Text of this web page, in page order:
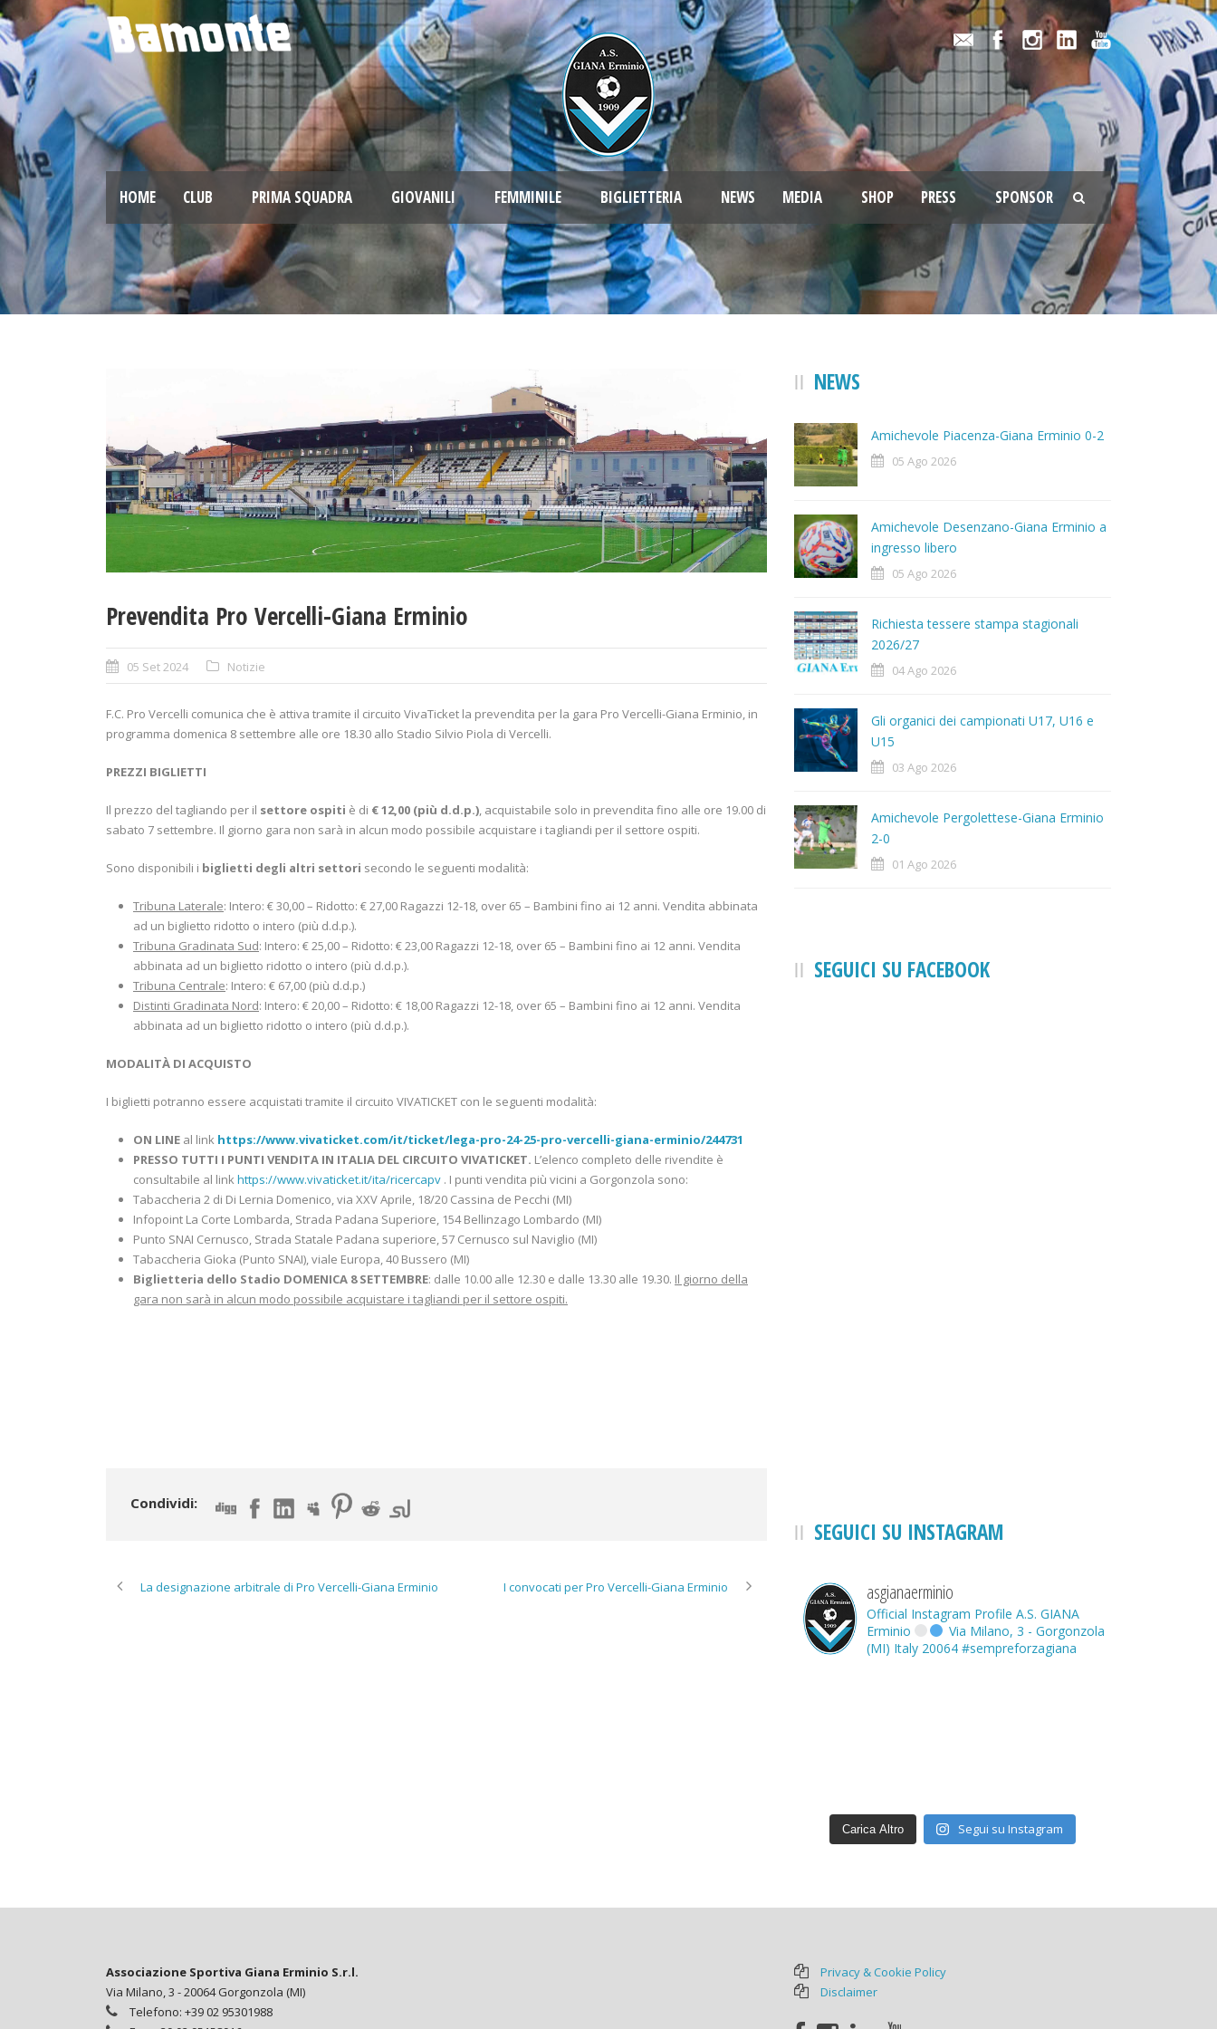
HOME CLUB PRIMA SQUADRA GIOVANILI FEMMINILE BIGLIETTERIA NEWS MEDIA SHOP PRESS SPONSOR
Prevendita Pro Vercelli-Giana Erminio
05 Set 2024 Notizie
F.C. Pro Vercelli comunica che è attiva tramite il circuito VivaTicket la prevendita per la gara Pro Vercelli-Giana Erminio, in
programma domenica 8 settembre alle ore 18.30 allo Stadio Silvio Piola di Vercelli.
PREZZI BIGLIETTI
Il prezzo del tagliando per il settore ospiti è di € 12,00 (più d.d.p.), acquistabile solo in prevendita fino alle ore 19.00 di
sabato 7 settembre. Il giorno gara non sarà in alcun modo possibile acquistare i tagliandi per il settore ospiti.
Sono disponibili i biglietti degli altri settori secondo le seguenti modalità:
Tribuna Laterale: Intero: € 30,00 – Ridotto: € 27,00 Ragazzi 12-18, over 65 – Bambini fino ai 12 anni. Vendita abbinata
ad un biglietto ridotto o intero (più d.d.p.).
Tribuna Gradinata Sud: Intero: € 25,00 – Ridotto: € 23,00 Ragazzi 12-18, over 65 – Bambini fino ai 12 anni. Vendita
abbinata ad un biglietto ridotto o intero (più d.d.p.).
Tribuna Centrale: Intero: € 67,00 (più d.d.p.)
Distinti Gradinata Nord: Intero: € 20,00 – Ridotto: € 18,00 Ragazzi 12-18, over 65 – Bambini fino ai 12 anni. Vendita
abbinata ad un biglietto ridotto o intero (più d.d.p.).
MODALITÀ DI ACQUISTO
I biglietti potranno essere acquistati tramite il circuito VIVATICKET con le seguenti modalità:
ON LINE al link https://www.vivaticket.com/it/ticket/lega-pro-24-25-pro-vercelli-giana-erminio/244731
PRESSO TUTTI I PUNTI VENDITA IN ITALIA DEL CIRCUITO VIVATICKET. L’elenco completo delle rivendite è
consultabile al linkhttps://www.vivaticket.it/ita/ricercapv . I punti vendita più vicini a Gorgonzola sono:
Tabaccheria 2 di Di Lernia Domenico, via XXV Aprile, 18/20 Cassina de Pecchi (MI)
Infopoint La Corte Lombarda, Strada Padana Superiore, 154 Bellinzago Lombardo (MI)
Punto SNAI Cernusco, Strada Statale Padana superiore, 57 Cernusco sul Naviglio (MI)
Tabaccheria Gioka (Punto SNAI), viale Europa, 40 Bussero (MI)
Biglietteria dello Stadio DOMENICA 8 SETTEMBRE: dalle 10.00 alle 12.30 e dalle 13.30 alle 19.30. Il giorno della
gara non sarà in alcun modo possibile acquistare i tagliandi per il settore ospiti.
Condividi:
La designazione arbitrale di Pro Vercelli-Giana Erminio I convocati per Pro Vercelli-Giana Erminio
NEWS
Amichevole Piacenza-Giana Erminio 0-2
05 Ago 2026
Amichevole Desenzano-Giana Erminio a
ingresso libero
05 Ago 2026
Richiesta tessere stampa stagionali
2026/27
04 Ago 2026
Gli organici dei campionati U17, U16 e
U15
03 Ago 2026
Amichevole Pergolettese-Giana Erminio
2-0
01 Ago 2026
SEGUICI SU FACEBOOK
SEGUICI SU INSTAGRAM
asgianaerminio
Official Instagram Profile A.S. GIANA
Erminio
Via Milano, 3 - Gorgonzola
(MI) Italy 20064 #sempreforzagiana
Carica Altro Segui su Instagram
Associazione Sportiva Giana Erminio S.r.l.
Via Milano, 3 - 20064 Gorgonzola (MI)
Telefono: +39 02 95301988
Privacy & Cookie Policy
Disclaimer